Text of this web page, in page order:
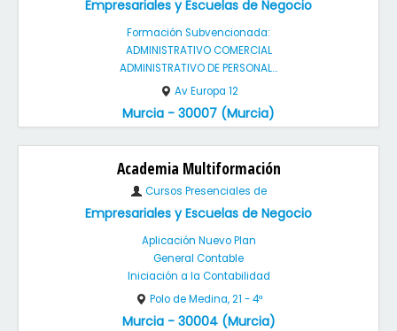
Empresariales y Escuelas de Negocio
Formación Subvencionada:
ADMINISTRATIVO COMERCIAL
ADMINISTRATIVO DE PERSONAL...
Av Europa 12
Murcia - 30007 (Murcia)
Academia Multiformación
Cursos Presenciales de
Empresariales y Escuelas de Negocio
Aplicación Nuevo Plan
General Contable
Iniciación a la Contabilidad
Polo de Medina, 21 - 4ª
Murcia - 30004 (Murcia)